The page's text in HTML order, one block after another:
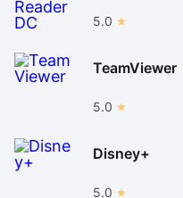
5.0
TeamViewer
5.0
Disney+
5.0